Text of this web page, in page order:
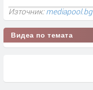
Източник:mediapool.bg
Видеа по темата